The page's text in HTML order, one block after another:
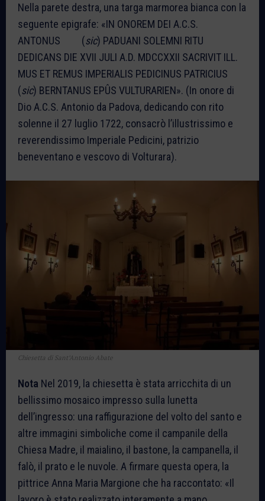
Nella parete destra, una targa marmorea bianca con la
seguente epigrafe: «IN ONOREM DEI A.C.S.
ANTONUS (sic) PADUANI SOLEMNI RITU
DEDICANS DIE XVII JULI A.D. MDCCXXII SACRIVIT ILL.
MUS ET REMUS IMPERIALIS PEDICINUS PATRICIUS
(sic) BERNTANUS EPÛS VULTURARIEN». (In onore di
Dio A.C.S. Antonio da Padova, dedicando con rito
solenne il 27 luglio 1722, consacrò l’illustrissimo e
reverendissimo Imperiale Pedicini, patrizio
beneventano e vescovo di Volturara).
Chiesetta di Sant’Antonio Abate
Nota Nel 2019, la chiesetta è stata arricchita di un
bellissimo mosaico impresso sulla lunetta
dell’ingresso: una raffigurazione del volto del santo e
altre immagini simboliche come il campanile della
Chiesa Madre, il maialino, il bastone, la campanella, il
falò, il prato e le nuvole. A firmare questa opera, la
pittrice Anna Maria Margione che ha raccontato: «Il